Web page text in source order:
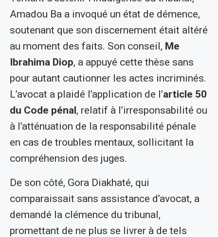
Amadou Ba a invoqué un état de démence,
soutenant que son discernement était altéré
au moment des faits. Son conseil, Me
Ibrahima Diop, a appuyé cette thèse sans
pour autant cautionner les actes incriminés.
L’avocat a plaidé l’application de l’article 50
du Code pénal, relatif à l’irresponsabilité ou
à l’atténuation de la responsabilité pénale
en cas de troubles mentaux, sollicitant la
compréhension des juges.
De son côté, Gora Diakhaté, qui
comparaissait sans assistance d’avocat, a
demandé la clémence du tribunal,
promettant de ne plus se livrer à de tels